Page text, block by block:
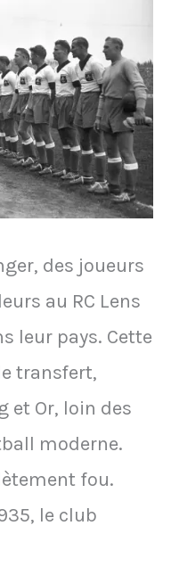
des joueurs
au RC Lens
leur pays. Cette
transfert,
et Or, loin des
moderne.
fou.
le club